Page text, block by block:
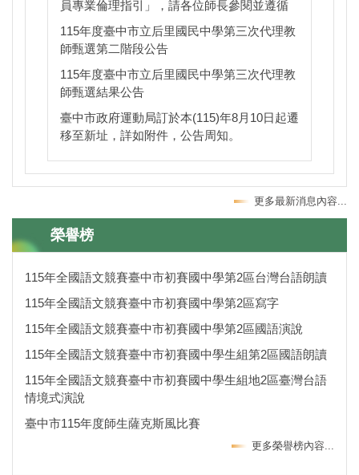
員專業倫理指引」，請各位師長參閱並遵循
115年度臺中市立后里國民中學第三次代理教
師甄選第二階段公告
115年度臺中市立后里國民中學第三次代理教
師甄選結果公告
臺中市政府運動局訂於本(115)年8月10日起遷
移至新址，詳如附件，公告周知。
更多最新消息內容...
榮譽榜
115年全國語文競賽臺中市初賽國中學第2區台灣台語朗讀
115年全國語文競賽臺中市初賽國中學第2區寫字
115年全國語文競賽臺中市初賽國中學第2區國語演說
115年全國語文競賽臺中市初賽國中學生組第2區國語朗讀
115年全國語文競賽臺中市初賽國中學生組地2區臺灣台語
情境式演說
臺中市115年度師生薩克斯風比賽
更多榮譽榜內容...